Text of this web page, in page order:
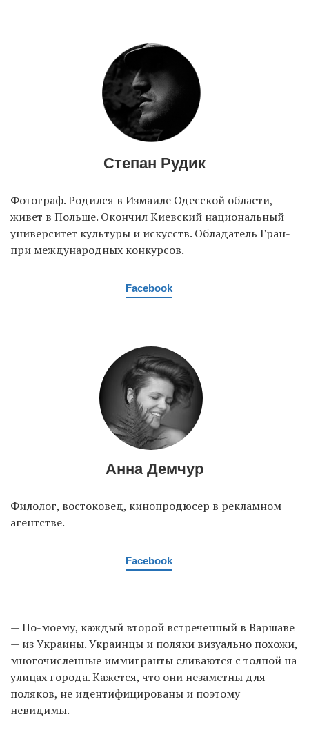
Степан Рудик
Фотограф. Родился в Измаиле Одесской области,
живет в Польше. Окончил Киевский национальный
университет культуры и искусств. Обладатель Гран-
при международных конкурсов.
Facebook
Анна Демчур
Филолог, востоковед, кинопродюсер в рекламном
агентстве.
Facebook
— По-моему, каждый второй встреченный в Варшаве
— из Украины. Украинцы и поляки визуально похожи,
многочисленные иммигранты сливаются с толпой на
улицах города. Кажется, что они незаметны для
поляков, не идентифицированы и поэтому
невидимы.